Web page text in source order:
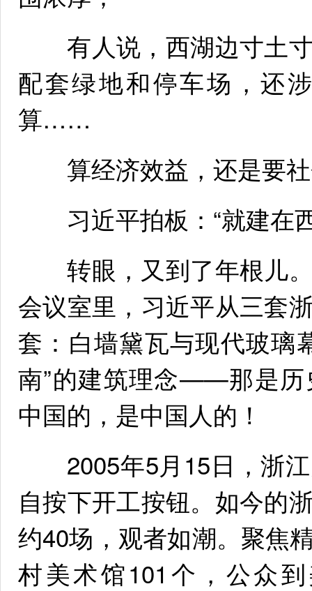
有人说，西湖边寸土寸
配套绿地和停车场，还
算……
算经济效益，还是要社
习近平拍板：“就建在
转眼，又到了年根儿。
会议室里，习近平从三套
套：白墙黛瓦与现代玻璃
南”的建筑理念——那是历
中国的，是中国人的！
2005年5月15日，浙江
自按下开工按钮。如今的
约40场，观者如潮。聚焦
村美术馆101个，公众